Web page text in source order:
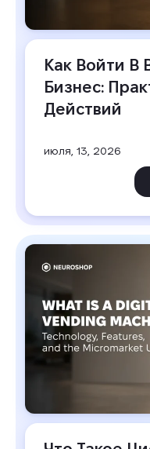
Как Войти В
Бизнес:
Действий
июля, 13, 2026